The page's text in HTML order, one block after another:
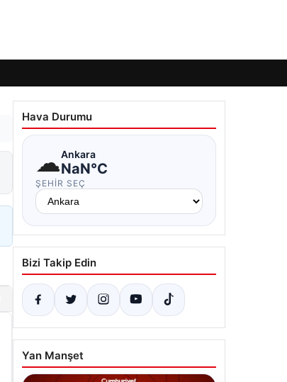
Hava Durumu
☁Ankara
NaN°C
ŞEHIR SEÇ
Bizi Takip Edin
Yan Manşet